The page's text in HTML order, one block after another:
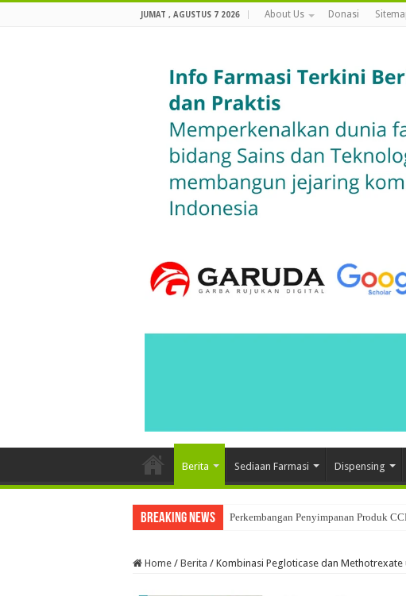
JUMAT , AGUSTUS 7 2026 About Us Donasi
Berita Sediaan Farmasi Dispensing
Breaking News Perkembangan Penyimpanan Produk
Home / Berita / Kombinasi Pegloticase dan Methotrexate